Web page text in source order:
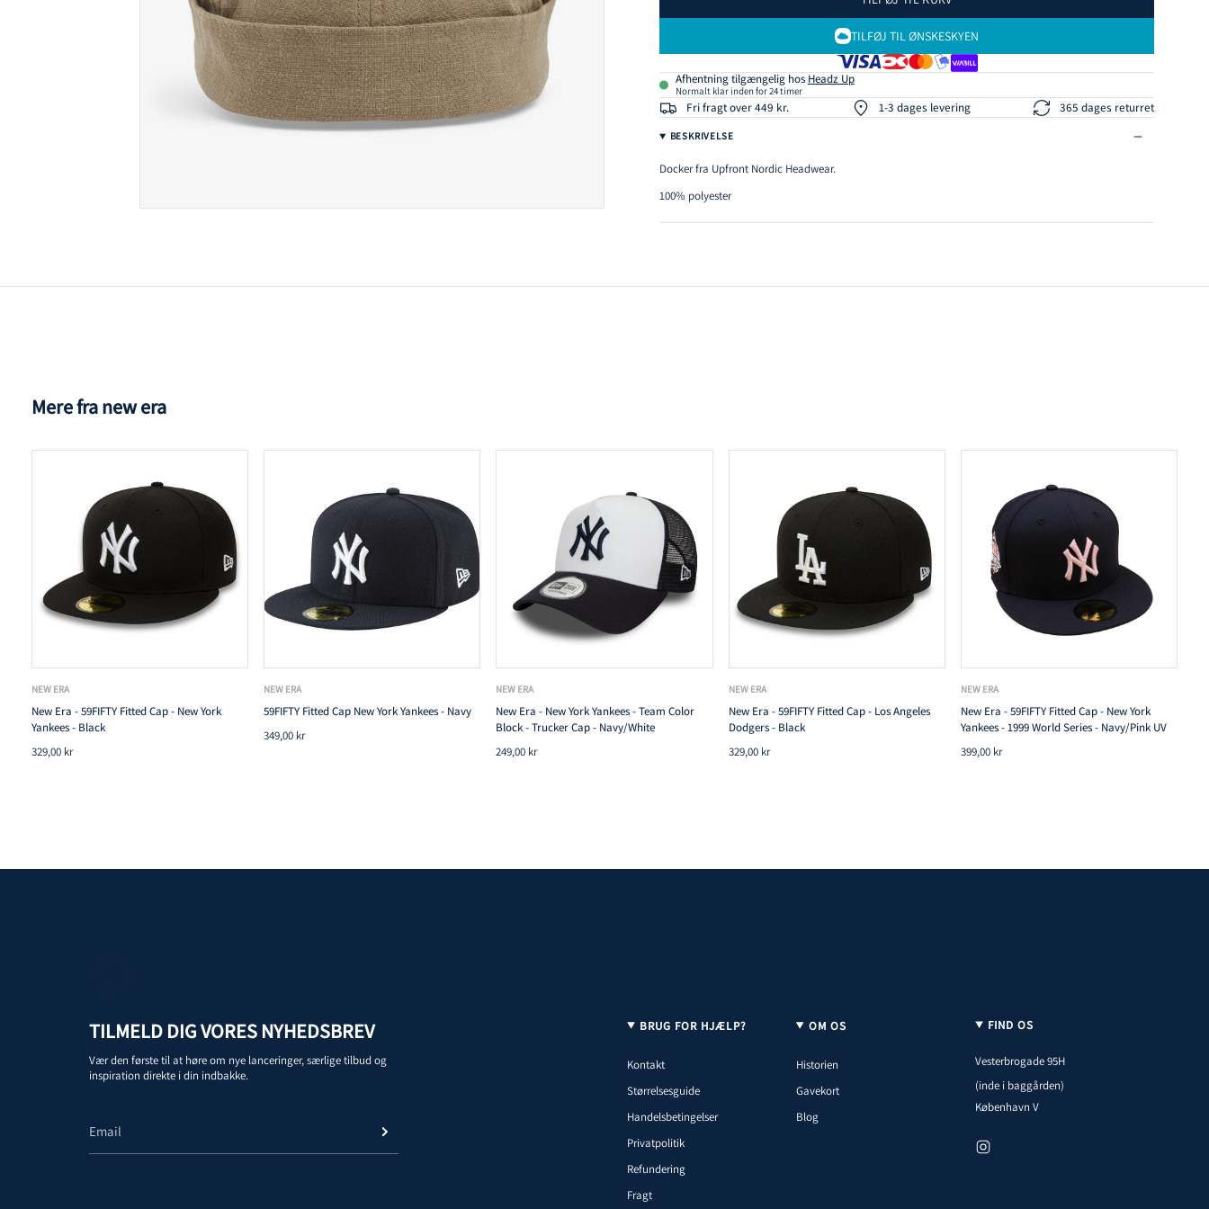
TILFØJ TIL ØNSKESKYEN
Afhentning tilgængelig hos Headz Up
Normalt klar inden for 24 timer
Fri fragt over 449 kr. 1-3 dages levering 365 dages returret
BESKRIVELSE
Docker fra Upfront Nordic Headwear.
100% polyester
Mere fra new era
NEW ERA
New Era - 59FIFTY Fitted Cap - New York
Yankees - Black
329,00 kr
NEW ERA
59FIFTY Fitted Cap New York Yankees - Navy
349,00 kr
NEW ERA
New Era - New York Yankees - Team Color
Block - Trucker Cap - Navy/White
249,00 kr
NEW ERA
New Era - 59FIFTY Fitted Cap - Los Angeles
Dodgers - Black
329,00 kr
NEW ERA
New Era - 59FIFTY Fitted Cap - New York
Yankees - 1999 World Series - Navy/Pink UV
399,00 kr
TILMELD DIG VORES NYHEDSBREV
Vær den første til at høre om nye lanceringer, særlige tilbud og
inspiration direkte i din indbakke.
BRUG FOR HJÆLP?
Kontakt
Størrelsesguide
Handelsbetingelser
Privatpolitik
Refundering
Fragt
OM OS
Historien
Gavekort
Blog
FIND OS
Vesterbrogade 95H
(inde i baggården)
København V